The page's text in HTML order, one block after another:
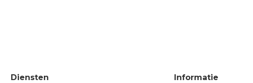
Diensten
Informatie